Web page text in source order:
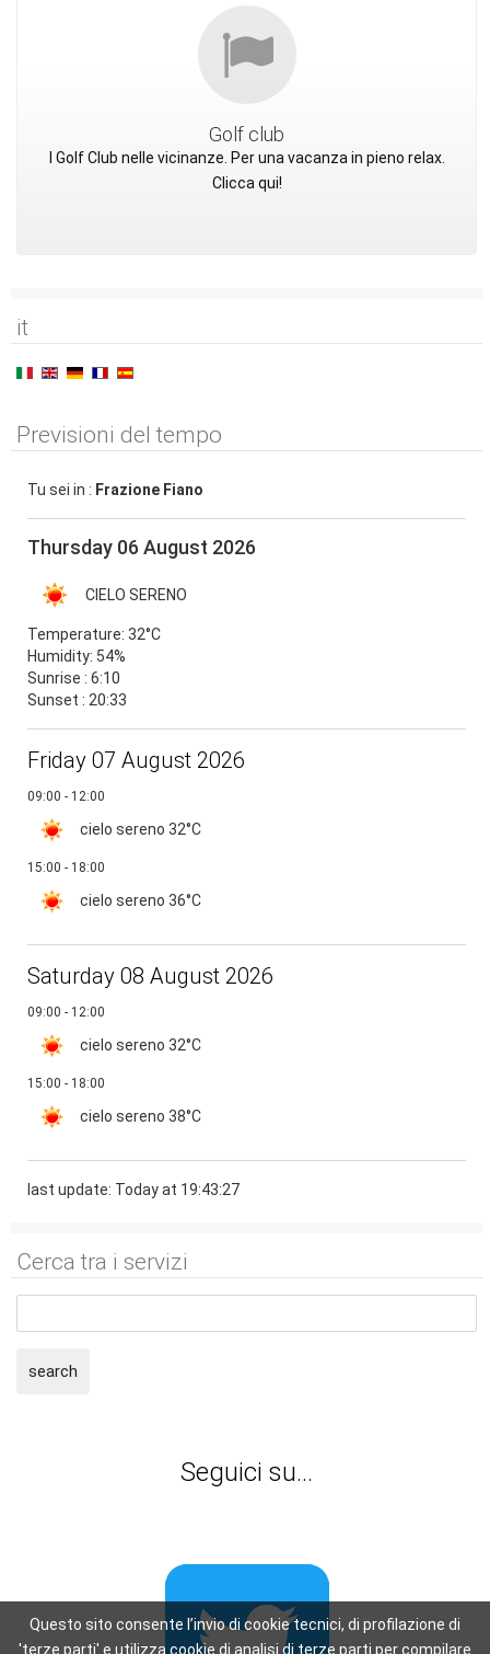
Golf club
I Golf Club nelle vicinanze. Per una vacanza in pieno relax.
Clicca qui!
it
Previsioni del tempo
Tu sei in : Frazione Fiano
Thursday 06 August 2026
CIELO SERENO
Temperature: 32°C
Humidity: 54%
Sunrise : 6:10
Sunset : 20:33
Friday 07 August 2026
09:00 - 12:00
cielo sereno 32°C
15:00 - 18:00
cielo sereno 36°C
Saturday 08 August 2026
09:00 - 12:00
cielo sereno 32°C
15:00 - 18:00
cielo sereno 38°C
last update: Today at 19:43:27
Cerca tra i servizi
search
Seguici su...
Questo sito consente l’invio di cookie tecnici, di profilazione di
'terze parti' e utilizza cookie di analisi di terze parti per compilare